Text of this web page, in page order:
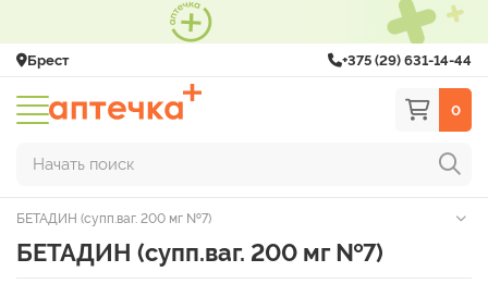
Брест +375 (29) 631-14-44
0
Начать поиск
БЕТАДИН (супп.ваг. 200 мг №7)
БЕТАДИН (супп.ваг. 200 мг №7)